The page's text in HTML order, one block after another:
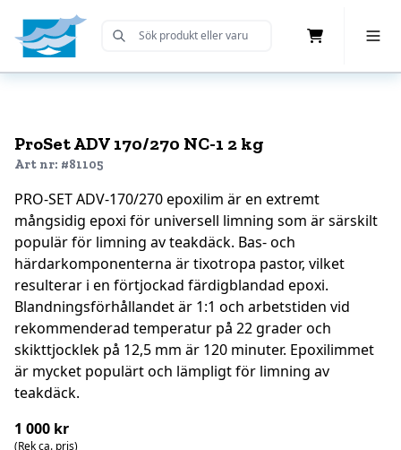
Home Submit Search
ProSet ADV 170/270 NC-1 2 kg
Art nr: #81105
PRO-SET ADV-170/270 epoxilim är en extremt
mångsidig epoxi för universell limning som är särskilt
populär för limning av teakdäck. Bas- och
härdarkomponenterna är tixotropa pastor, vilket
resulterar i en förtjockad färdigblandad epoxi.
Blandningsförhållandet är 1:1 och arbetstiden vid
rekommenderad temperatur på 22 grader och
skikttjocklek på 12,5 mm är 120 minuter. Epoxilimmet
är mycket populärt och lämpligt för limning av
teakdäck.
1 000 kr
(Rek ca. pris)